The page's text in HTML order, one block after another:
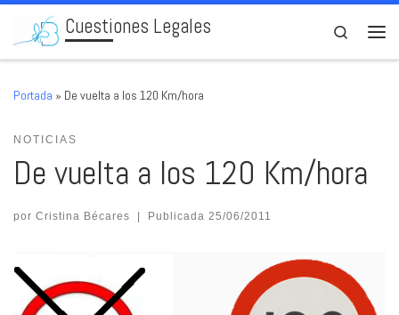
Skip to content
Cuestiones Legales
Search
Portada » De vuelta a los 120 Km/hora
NOTICIAS
De vuelta a los 120 Km/hora
por Cristina Bécares | Publicada 25/06/2011